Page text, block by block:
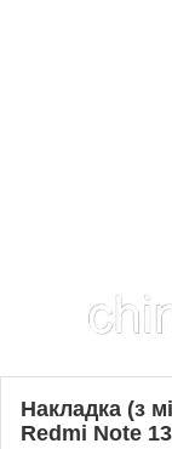
Накладка (з
Redmi Note